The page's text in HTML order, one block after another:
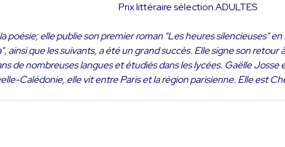
Prix littéraire sélection ADULTES
poésie; elle publie son premier roman "Les heures silencieuses" en
ainsi que les suivants, a été un grand succès. Elle signe son retour
de nombreuses langues et étudiés dans les lycées. Gaëlle
Calédonie, elle vit entre Paris et la région parisienne. Elle est